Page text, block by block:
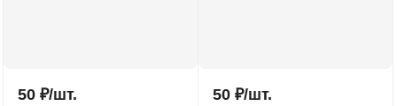
50 ₽/шт. 50 ₽/шт.